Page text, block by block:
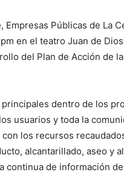
Empresas Públicas de La
en el teatro Juan de
del Plan de Acción de
dentro de los
usuarios y toda la
los recursos
alcantarillado, aseo y
continua de información